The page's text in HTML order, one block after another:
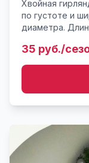
Хвойная
по густоте и
диаметра.
любых
35 руб./